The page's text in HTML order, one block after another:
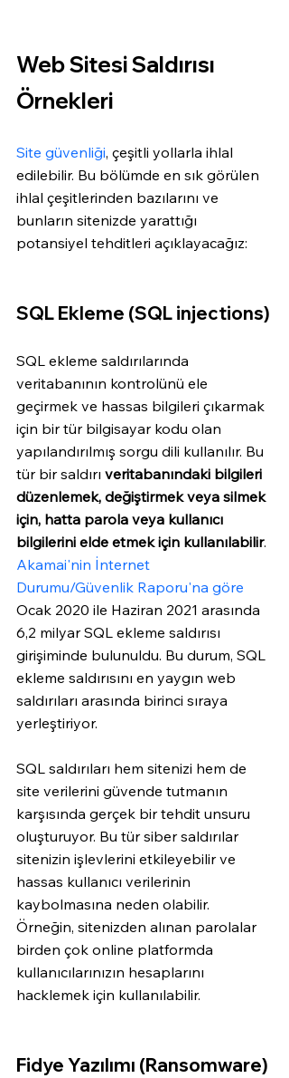
Web Sitesi Saldırısı
Örnekleri
Site güvenliği, çeşitli yollarla ihlal
edilebilir. Bu bölümde en sık görülen
ihlal çeşitlerinden bazılarını ve
bunların sitenizde yarattığı
potansiyel tehditleri açıklayacağız:
SQL Ekleme (SQL injections)
SQL ekleme saldırılarında
veritabanının kontrolünü ele
geçirmek ve hassas bilgileri çıkarmak
için bir tür bilgisayar kodu olan
yapılandırılmış sorgu dili kullanılır. Bu
tür bir saldırı veritabanındaki bilgileri
düzenlemek, değiştirmek veya silmek
için, hatta parola veya kullanıcı
bilgilerini elde etmek için kullanılabilir.
Akamai'nin İnternet
Durumu/Güvenlik Raporu'na göre
Ocak 2020 ile Haziran 2021 arasında
6,2 milyar SQL ekleme saldırısı
girişiminde bulunuldu. Bu durum, SQL
ekleme saldırısını en yaygın web
saldırıları arasında birinci sıraya
yerleştiriyor.
SQL saldırıları hem sitenizi hem de
site verilerini güvende tutmanın
karşısında gerçek bir tehdit unsuru
oluşturuyor. Bu tür siber saldırılar
sitenizin işlevlerini etkileyebilir ve
hassas kullanıcı verilerinin
kaybolmasına neden olabilir.
Örneğin, sitenizden alınan parolalar
birden çok online platformda
kullanıcılarınızın hesaplarını
hacklemek için kullanılabilir.
Fidye Yazılımı (Ransomware)